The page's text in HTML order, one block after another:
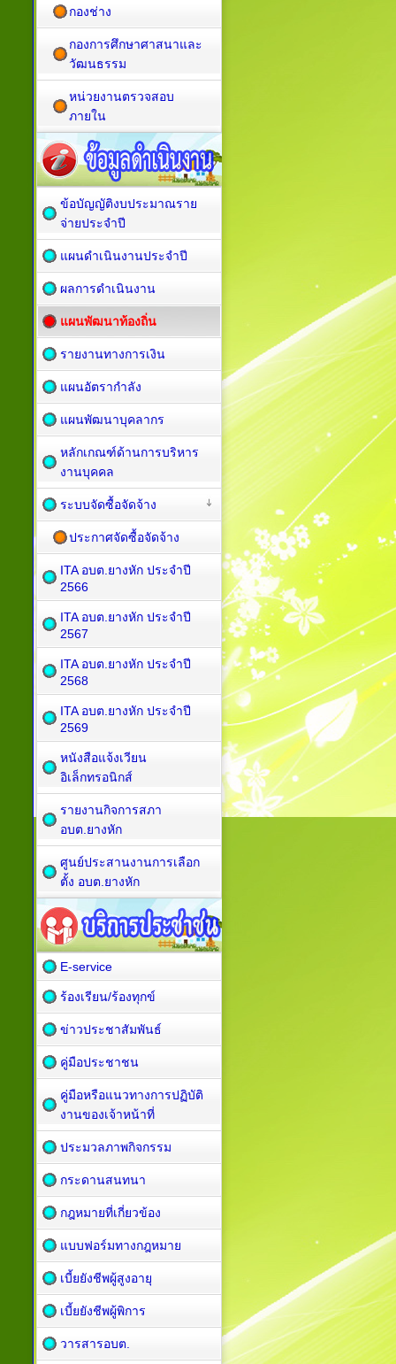
กองช่าง
กองการศึกษาศาสนาและ
วัฒนธรรม
หน่วยงานตรวจสอบ
ภายใน
ข้อบัญญัติงบประมาณราย
จ่ายประจำปี
แผนดำเนินงานประจำปี
ผลการดำเนินงาน
แผนพัฒนาท้องถิ่น
รายงานทางการเงิน
แผนอัตรากำลัง
แผนพัฒนาบุคลากร
หลักเกณฑ์ด้านการบริหาร
งานบุคคล
ระบบจัดซื้อจัดจ้าง
ประกาศจัดซื้อจัดจ้าง
ITA อบต.ยางหัก ประจำปี
2566
ITA อบต.ยางหัก ประจำปี
2567
ITA อบต.ยางหัก ประจำปี
2568
ITA อบต.ยางหัก ประจำปี
2569
หนังสือแจ้งเวียน
อิเล็กทรอนิกส์
รายงานกิจการสภา
อบต.ยางหัก
ศูนย์ประสานงานการเลือก
ตั้ง อบต.ยางหัก
E-service
ร้องเรียน/ร้องทุกข์
ข่าวประชาสัมพันธ์
คู่มือประชาชน
คู่มือหรือแนวทางการปฏิบัติ
งานของเจ้าหน้าที่
ประมวลภาพกิจกรรม
กระดานสนทนา
กฎหมายที่เกี่ยวข้อง
แบบฟอร์มทางกฎหมาย
เบี้ยยังชีพผู้สูงอายุ
เบี้ยยังชีพผู้พิการ
วารสารอบต.